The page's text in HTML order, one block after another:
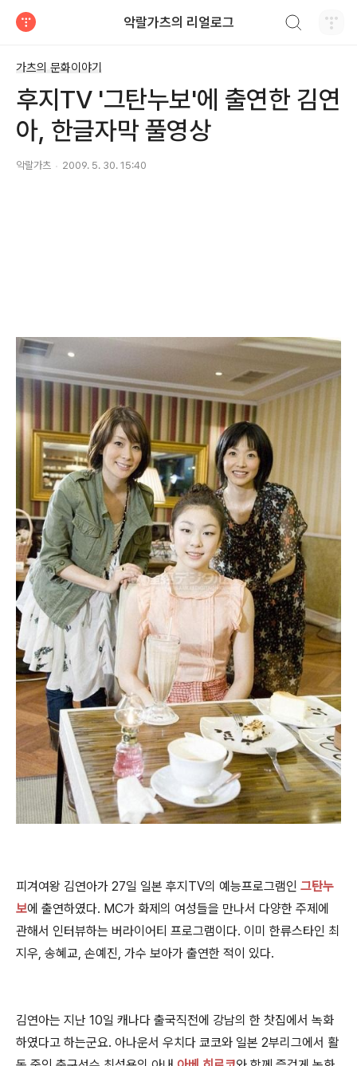
악랄가츠의 리얼로그
가츠의 문화이야기
후지TV '그탄누보'에 출연한 김연
아, 한글자막 풀영상
악랄가츠 2009. 5. 30. 15:40
피겨여왕 김연아가 27일 일본 후지TV의 예능프로그램인 그탄누
보에 출연하였다. MC가 화제의 여성들을 만나서 다양한 주제에
관해서 인터뷰하는 버라이어티 프로그램이다. 이미 한류스타인 최
지우, 송혜교, 손예진, 가수 보아가 출연한 적이 있다.
김연아는 지난 10일 캐나다 출국직전에 강남의 한 찻집에서 녹화
하였다고 하는군요. 아나운서 우치다 쿄코와 일본 2부리그에서 활